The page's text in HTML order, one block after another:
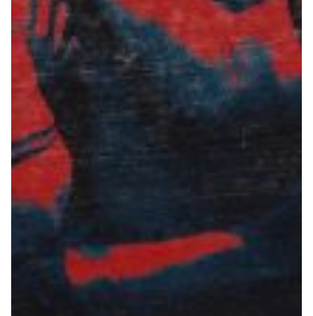
Summer Sale
Mare
Accessori
Outlet
Helan x Genoa
Gift Card Online Store